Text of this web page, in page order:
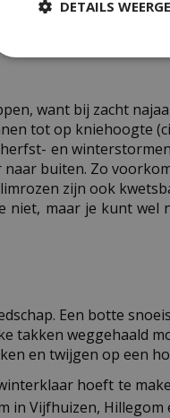
want bij zacht
tot op kniehoogte
en
buiten. Zo
zijn ook
niet, maar je kunt
Een botte
takken weggehaald
en twijgen op een
hoeft te
in Vijfhuizen, Hillegom
DETAILS